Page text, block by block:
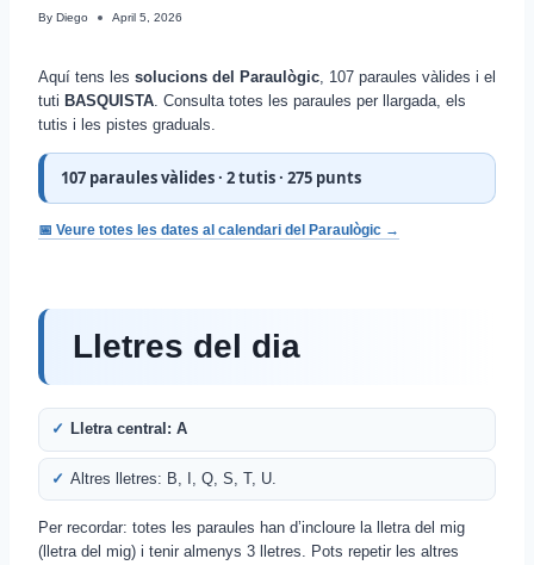
By Diego April 5, 2026
Aquí tens les solucions del Paraulògic , 107 paraules vàlides i el
tuti BASQUISTA . Consulta totes les paraules per llargada, els
tutis i les pistes graduals.
107 paraules vàlides · 2 tutis · 275 punts
📅 Veure totes les dates al calendari del Paraulògic →
Lletres del dia
Lletra central: A
Altres lletres: B, I, Q, S, T, U.
Per recordar: totes les paraules han d’incloure la lletra del mig
(lletra del mig) i tenir almenys 3 lletres. Pots repetir les altres